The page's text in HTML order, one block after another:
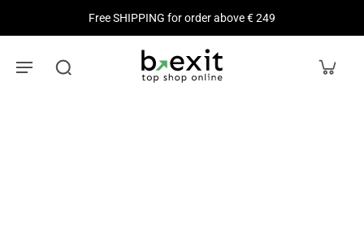
Free SHIPPING for order above € 249